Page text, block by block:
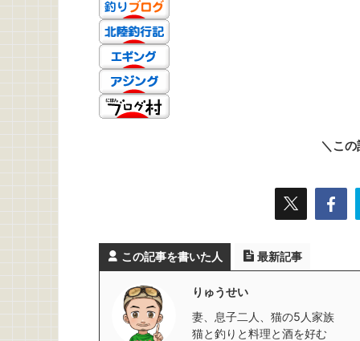
＼こ
この記事を書いた人 最新記事
りゅうせい
妻、息子二人、猫の5人家族
猫と釣りと料理と酒を好む